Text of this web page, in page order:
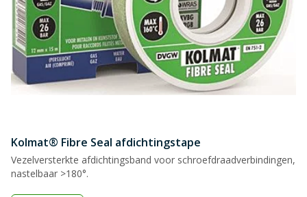
Samenvatting
Beoordeling
Beoordeling versturen
Kolmat® Fibre Seal afdichtingstape
Vezelversterkte afdichtingsband voor schroefdraadverbindingen,
nastelbaar >180°.